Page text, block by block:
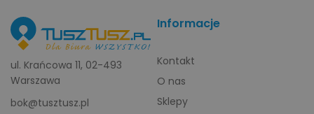
ul. Krańcowa 11, 02-493
Warszawa
bok@tusztusz.pl
Informacje
Kontakt
O nas
Sklepy